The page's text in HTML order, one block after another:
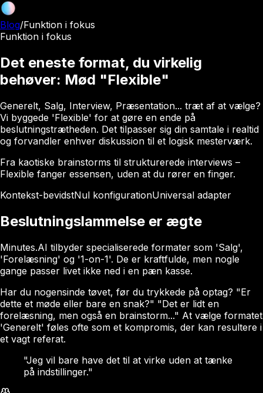
Blog/Funktion i fokus
Funktion i fokus
Det eneste format, du virkelig
behøver: Mød "Flexible"
Generelt, Salg, Interview, Præsentation... træt af at vælge?
Vi byggede 'Flexible' for at gøre en ende på
beslutningstrætheden. Det tilpasser sig din samtale i realtid
og forvandler enhver diskussion til et logisk mesterværk.
Fra kaotiske brainstorms til strukturerede interviews –
Flexible fanger essensen, uden at du rører en finger.
Kontekst-bevidstNul konfigurationUniversal adapter
Beslutningslammelse er ægte
Minutes.AI tilbyder specialiserede formater som 'Salg',
'Forelæsning' og '1-on-1'. De er kraftfulde, men nogle
gange passer livet ikke ned i en pæn kasse.
Har du nogensinde tøvet, før du trykkede på optag? "Er
dette et møde eller bare en snak?" "Det er lidt en
forelæsning, men også en brainstorm..." At vælge formatet
'Generelt' føles ofte som et kompromis, der kan resultere i
et vagt referat.
"Jeg vil bare have det til at virke uden at tænke
på indstillinger."